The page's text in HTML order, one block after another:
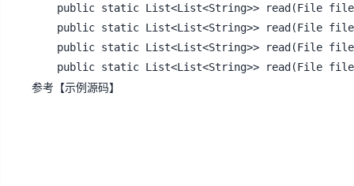
public static List<List<String>> read(File
参考【示例源码】